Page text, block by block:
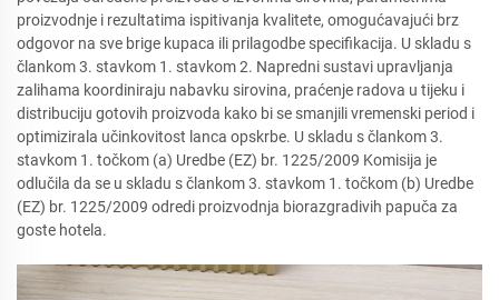
proizvodnje i rezultatima ispitivanja kvalitete, omogućavajući brz
odgovor na sve brige kupaca ili prilagodbe specifikacija. U skladu s
člankom 3. stavkom 1. stavkom 2. Napredni sustavi upravljanja
zalihama koordiniraju nabavku sirovina, praćenje radova u tijeku i
distribuciju gotovih proizvoda kako bi se smanjili vremenski period i
optimizirala učinkovitost lanca opskrbe. U skladu s člankom 3.
stavkom 1. točkom (a) Uredbe (EZ) br. 1225/2009 Komisija je
odlučila da se u skladu s člankom 3. stavkom 1. točkom (b) Uredbe
(EZ) br. 1225/2009 odredi proizvodnja biorazgradivih papuča za
goste hotela.